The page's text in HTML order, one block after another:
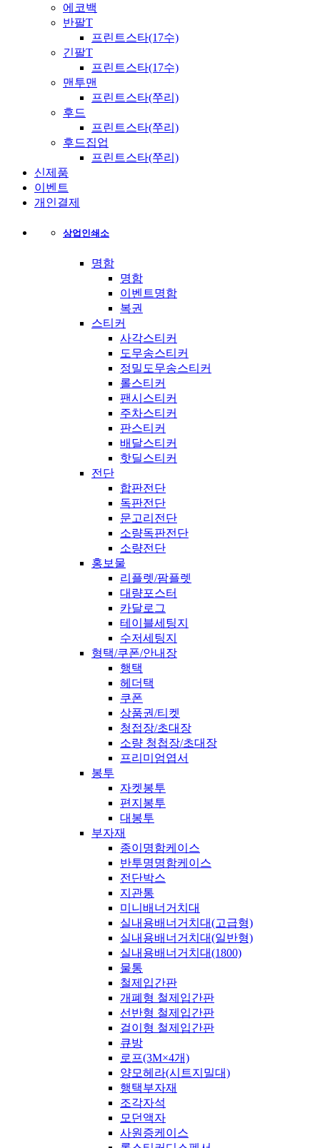
에코백
반팔T
프린트스타(17수)
긴팔T
프린트스타(17수)
맨투맨
프린트스타(쭈리)
후드
프린트스타(쭈리)
후드집업
프린트스타(쭈리)
신제품
이벤트
개인결제
상업인쇄소
명함
명함
이벤트명함
복권
스티커
사각스티커
도무송스티커
정밀도무송스티커
롤스티커
팬시스티커
주차스티커
판스티커
배달스티커
핫딜스티커
전단
합판전단
독판전단
문고리전단
소량독판전단
소량전단
홍보물
리플렛/팜플렛
대량포스터
카달로그
테이블세팅지
수저세팅지
형택/쿠폰/안내장
행택
헤더택
쿠폰
상품권/티켓
청접장/초대장
소량 청첩장/초대장
프리미엄엽서
봉투
자켓봉투
편지봉투
대봉투
부자재
종이명함케이스
반투명명함케이스
전단박스
지관통
미니배너거치대
실내용배너거치대(고급형)
실내용배너거치대(일반형)
실내용배너거치대(1800)
물통
철제입간판
개폐형 철제입간판
선반형 철제입간판
걸이형 철제입간판
큐방
로프(3M×4개)
양모헤라(시트지밀대)
행택부자재
조각자석
모던액자
사원증케이스